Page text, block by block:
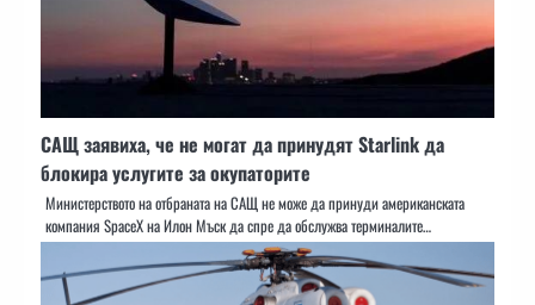
САЩ заявиха, че не могат да принудят Starlink да
блокира услугите за окупаторите
Министерството на отбраната на САЩ не може да принуди американската
компания SpaceX на Илон Мъск да спре да обслужва терминалите…